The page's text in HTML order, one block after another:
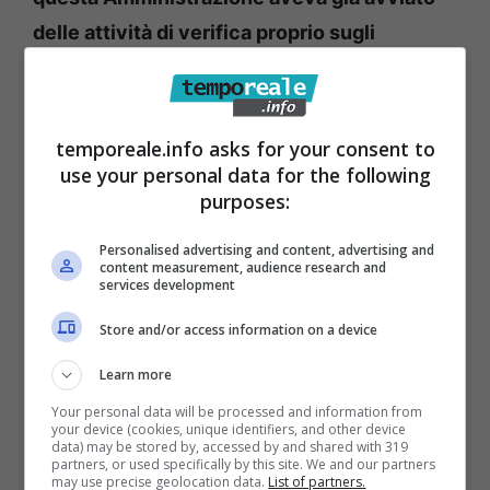
delle attività di verifica proprio sugli
società Adelante group. Tutto ben
riscontrabile in atti del comune ( peccato che
non siano stati letti da chi ha ipotizzato le fini
trame che ci hanno propinato in questi giorni
) . Infatti già nei mesi scorsi, a seguito degli
ordinari controlli d’ufficio sugli atti effettuati
dal Segretario Generale, la stessa già dal
mese di luglio rappresentò e formulò formali
rilievi sia con riferimento alla liquidazione
della parcella all’ing. Polsinelli sia all’incarico
per l’archivio storico e per la gestione dello
temporeale.info asks for your consent to
use your personal data for the following
purposes:
Personalised advertising and content, advertising and
content measurement, audience research and
services development
Store and/or access information on a device
Learn more
Your personal data will be processed and information from
your device (cookies, unique identifiers, and other device
data) may be stored by, accessed by and shared with 319
partners, or used specifically by this site. We and our partners
may use precise geolocation data. List of partners.